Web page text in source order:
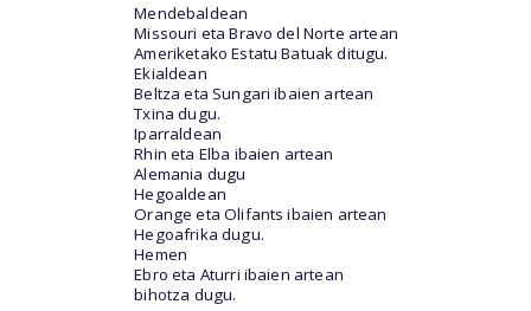
Mendebaldean
Missouri eta Bravo del Norte artean
Ameriketako Estatu Batuak ditugu.
Ekialdean
Beltza eta Sungari ibaien artean
Txina dugu.
Iparraldean
Rhin eta Elba ibaien artean
Alemania dugu
Hegoaldean
Orange eta Olifants ibaien artean
Hegoafrika dugu.
Hemen
Ebro eta Aturri ibaien artean
bihotza dugu.